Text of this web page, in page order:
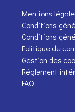
Mentions
Conditions
Conditions
Politique de
Gestion des
Réglement
FAQ